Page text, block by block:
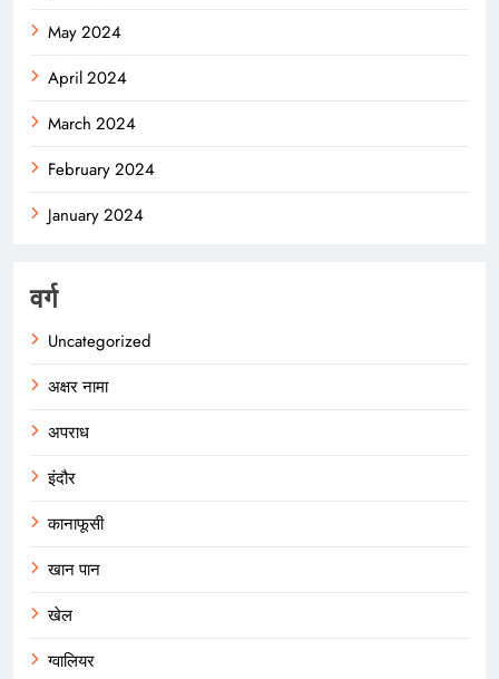
May 2024
April 2024
March 2024
February 2024
January 2024
वर्ग
Uncategorized
अक्षर नामा
अपराध
इंदौर
कानाफूसी
खान पान
खेल
ग्वालियर